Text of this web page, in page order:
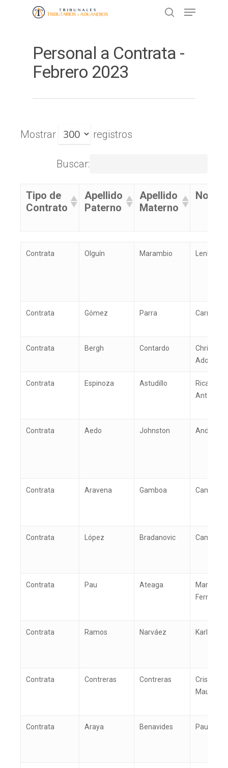
Presione ENTER para buscar o ESC
para cerrar
Personal a Contrata -
Febrero 2023
Mostrar registros
Buscar:
Tipo de
Contrato
Apellido
Paterno
Apellido
Materno
Tipo de
Apellido
Paterno
Apellido
Contrata Olguín Marambio Lenka
Contrata Gómez Parra Carmen
Contrata Bergh Contardo
Christián
Adolfo
Contrata Espinoza Astudillo
Ricardo
Antonio
Contrata Aedo Johnston Andrés
Contrata Aravena Gamboa Camilo
Contrata López Bradanovic Camila
Contrata Pau Ateaga
María
Fernnada
Contrata Ramos Narváez Karla
Contrata Contreras Contreras
Cristián
Mauricio
Contrata Araya Benavides Paula